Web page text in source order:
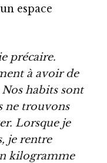
espace
précaire.
à avoir de
habits sont
ne trouvons
Lorsque je
je rentre
kilogramme